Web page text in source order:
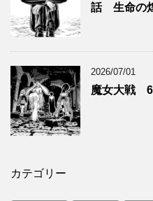
話 生命の
2026/07/01
魔女大戦
カテゴリー